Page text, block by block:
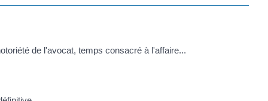
de l'avocat, temps consacré à l'affaire...